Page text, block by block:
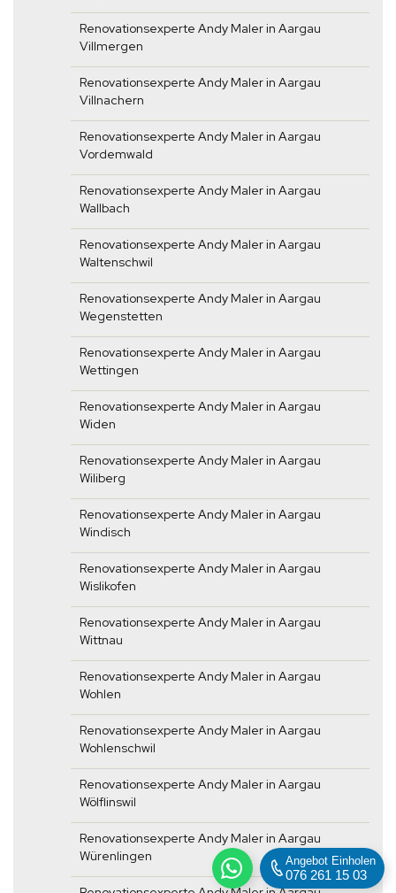
Renovationsexperte Andy Maler in Aargau
Villmergen
Renovationsexperte Andy Maler in Aargau
Villnachern
Renovationsexperte Andy Maler in Aargau
Vordemwald
Renovationsexperte Andy Maler in Aargau
Wallbach
Renovationsexperte Andy Maler in Aargau
Waltenschwil
Renovationsexperte Andy Maler in Aargau
Wegenstetten
Renovationsexperte Andy Maler in Aargau
Wettingen
Renovationsexperte Andy Maler in Aargau
Widen
Renovationsexperte Andy Maler in Aargau
Wiliberg
Renovationsexperte Andy Maler in Aargau
Windisch
Renovationsexperte Andy Maler in Aargau
Wislikofen
Renovationsexperte Andy Maler in Aargau
Wittnau
Renovationsexperte Andy Maler in Aargau
Wohlen
Renovationsexperte Andy Maler in Aargau
Wohlenschwil
Renovationsexperte Andy Maler in Aargau
Wölflinswil
Renovationsexperte Andy Maler in Aargau
Würenlingen
Angebot Einholen
076 261 15 03